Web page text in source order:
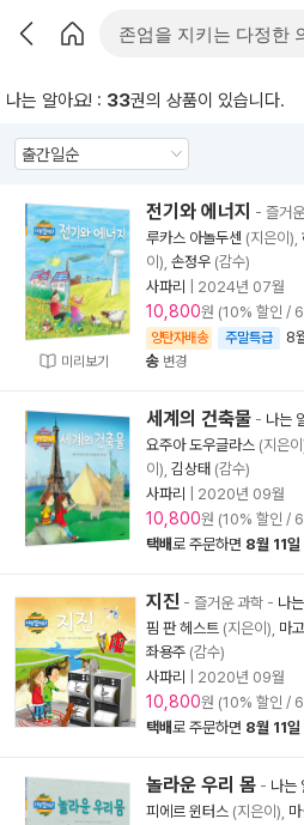
나는 알아요! : 33권의 상품이 있습니다.
미리보기
전기와 에너지 - 즐거
루카스 아놀두센 (지은이),
이), 손정우 (감수)
사파리
2024년 07월
10,800원 (10% 할인 /
양탄자배송 주말특급 8
송 변경
세계의 건축물 - 나는
요주아 도우글라스 (지은이
이), 김상태 (감수)
사파리
2020년 09월
10,800원 (10% 할인 /
택배로 주문하면 8월 11일
지진 - 즐거운 과학 - 나
핌 판 헤스트 (지은이), 마
좌용주 (감수)
사파리
2020년 09월
10,800원 (10% 할인 /
택배로 주문하면 8월 11일
놀라운 우리 몸 - 나는
피에르 윈터스 (지은이),